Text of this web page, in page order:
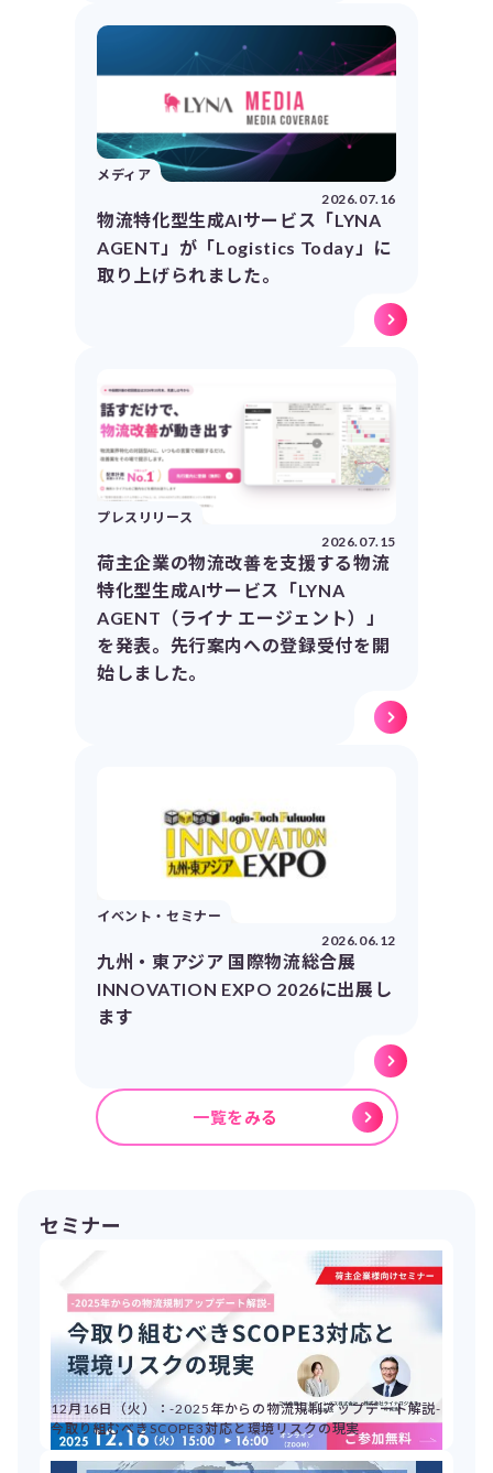
メディア
2026.07.16
物流特化型生成AIサービス「LYNA
AGENT」が「Logistics Today」に
取り上げられました。
プレスリリース
2026.07.15
荷主企業の物流改善を支援する物流
特化型生成AIサービス「LYNA
AGENT（ライナ エージェント）」
を発表。先行案内への登録受付を開
始しました。
イベント・セミナー
2026.06.12
九州・東アジア 国際物流総合展
INNOVATION EXPO 2026に出展し
ます
一覧をみる
セミナー
12月16日（火）：-2025年からの物流規制アップデート解説-
今取り組むべきSCOPE3対応と環境リスクの現実